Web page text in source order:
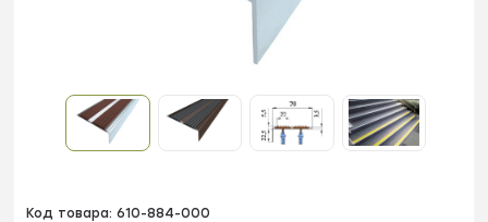
Код товара: 610-884-000